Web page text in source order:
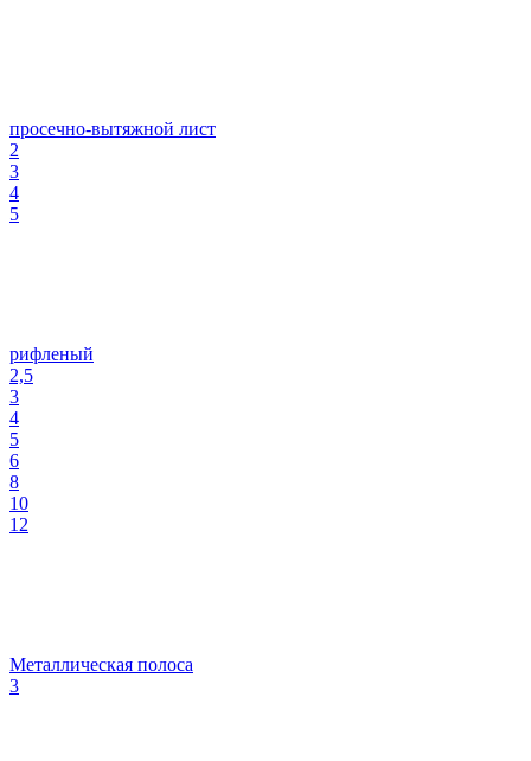
просечно-вытяжной лист
2
3
4
5
рифленый
2,5
3
4
5
6
8
10
12
Металлическая полоса
3